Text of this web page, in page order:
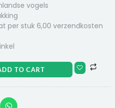
vogels
per stuk 6,00 verzendkosten
TO CART